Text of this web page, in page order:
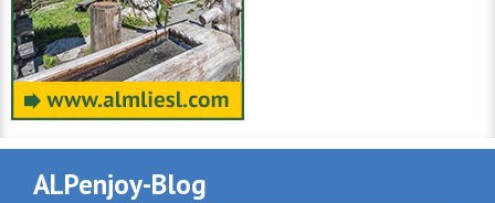
ALPenjoy-Blog